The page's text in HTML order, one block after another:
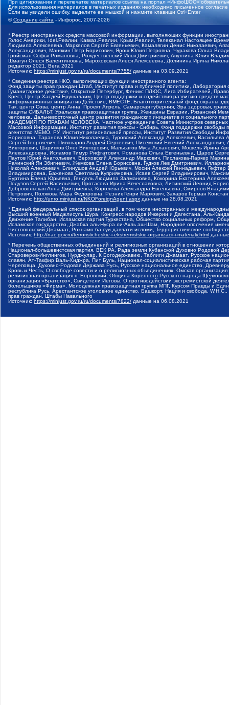
При цитировании и перепечатке материалов ссылка на портал «ИнфоШОС»
Для использования материалов в печатных изданиях необходимо письменное
Если вы увидели ошибку, выделите ее мышкой и нажмите клавиши Ctrl+Enter
©Создание сайта - Инфорос, 2007-2026
* Реестр иностранных средств массовой информации, выполняющих функции
Голос Америки, Idel.Реалии, Кавказ.Реалии, Крым.Реалии, Телеканал Настоящее
Людмила Алексеевна, Маркелов Сергей Евгеньевич, Камалягин Денис Николаевич,
Александрович, Маняхин Петр Борисович, Ярош Юлия Петровна, Чуракова Ольга
Гройсман Софья Романовна, Рождественский Илья Дмитриевич, Апухтина Юлия
Шмагун Олеся Валентиновна, Мароховская Алеся Алексеевна, Долинина Ирина
редактор 2021, Вега 2021
Источник: https://minjust.gov.ru/ru/documents/7755/ данные на 03.09.2021
* Сведения реестра НКО, выполняющих функции иностранного агента:
Фонд защиты прав граждан Штаб, Институт права и публичной политики,
Гуманитарное действие, Открытый Петербург, Феникс ПЛЮС, Лига Избирателей,
Крест, Центр Хасдей Ерушалаим, Центр поддержки и содействия развитию средств
информационных инициатив Действие, ВМЕСТЕ, Благотворительный фонд охраны
Так, центр Сова, центр Анна, Проект Апрель, Самарская губерния, Эра здоровья,
защиты СИБАЛЬТ, Уральская правозащитная группа, Женщины Евразии, Рязанский
человека, Дальневосточный центр развития гражданских инициатив и социального
АКАДЕМИЯ ПО ПРАВАМ ЧЕЛОВЕКА, Частное учреждение Совета Министров северных
Массовой Информации, Институт развития прессы - Сибирь, Фонд поддержки
агентство МЕМО. РУ, Институт региональной прессы, Институт Развития Свободы
Борисовна, Таранова Юлия Николаевна, Туровский Александр Алексеевич,
Сергей Георгиевич, Пивоваров Андрей Сергеевич, Писемский Евгений
Викторович, Шарипков Олег Викторович, Мальсагов Муса Асланович, Мошель Ирина
Александровна, Исламов Тимур Рифгатович, Романова Ольга Евгеньевна, Щаров
Паутов Юрий Анатольевич, Верховский Александр Маркович, Пислакова-Паркер
Рачинский Ян Збигневич, Жемкова Елена Борисовна, Гудков Лев Дмитриевич,
Николай Алексеевич, Блинушов Андрей Юрьевич, Мосин Алексей Геннадьевич,
Владимировна, Баженова Светлана Куприяновна, Исаев Сергей Владимирович,
Буртина Елена Юрьевна, Гендель Людмила Залмановна, Кокорина Екатерина
Подузов Сергей Васильевич, Протасова Ирина Вячеславовна, Литинский Леонид
Добровольская Анна Дмитриевна, Королева Александра Евгеньевна, Смирнов
Петрович, Полякова Мара Федоровна, Резник Генри Маркович, Захаров Герман
Источник: http://unro.minjust.ru/NKOForeignAgent.aspx данные на 28.08.2021
* Единый федеральный список организаций, в том числе иностранных и
Высший военный Маджлисуль Шура, Конгресс народов Ичкерии и Дагестана, Аль-
Движение Талибан, Исламская партия Туркестана, Общество социальных реформ,
Исламское государство, Джабха аль-Нусра ли-Ахль аш-Шам, Народное ополчение
Чистопольский Джамаат, Рохнамо ба суи давлати исломи, Террористическое
Источник: http://nac.gov.ru/terroristicheskie-i-ekstremistskie-organizacii-i-materialy.html
* Перечень общественных объединений и религиозных организаций в отношении
Национал-большевистская партия, ВЕК РА, Рада земли Кубанской Духовно Родовой
Староверов-Инглингов, Нурджулар, К Богодержавию, Таблиги Джамаат, Русское
славян, Ат-Такфир Валь-Хиджра, Пит Буль, Национал-социалистическая рабочая
Череповца, Духовно-Родовая Держава Русь, Русское национальное единство,
Кровь и Честь, О свободе совести и о религиозных объединениях, Омская
религиозная организация п. Боровский, Община Коренного Русского народа
организация «Братство», Свидетели Иеговы, О противодействии экстремистской
болельщиков «Фирма», Молодежная правозащитная группа МПГ, Курсом Правды и
республика Русь, Арестантское уголовное единство, Башкорт, Нация и свобода,
прав граждан, Штабы Навального
Источник: https://minjust.gov.ru/ru/documents/7822/ данные на 06.08.2021